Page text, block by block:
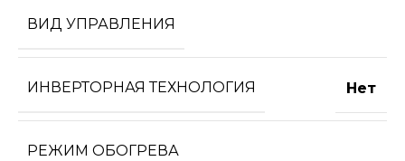
ВИД УПРАВЛЕНИЯ
ИНВЕРТОРНАЯ ТЕХНОЛОГИЯ Нет
РЕЖИМ ОБОГРЕВА